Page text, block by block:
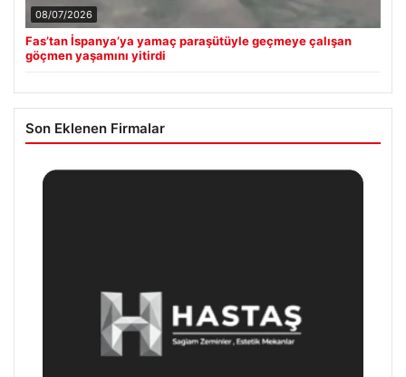
08/07/2026
Fas’tan İspanya’ya yamaç paraşütüyle geçmeye çalışan
göçmen yaşamını yitirdi
Son Eklenen Firmalar